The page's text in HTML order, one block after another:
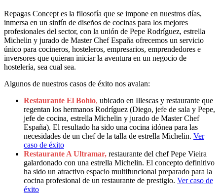
Repagas Concept es la filosofía que se impone en nuestros días,
inmersa en un sinfín de diseños de cocinas para los mejores
profesionales del sector, con la unión de Pepe Rodríguez, estrella
Michelin y jurado de Master Chef España ofrecemos un servicio
único para cocineros, hosteleros, empresarios, emprendedores e
inversores que quieran iniciar la aventura en un negocio de
hostelería, sea cual sea.
Algunos de nuestros casos de éxito nos avalan:
Restaurante El Bohío, ubicado en Illescas y restaurante que
regentan los hermanos Rodríguez (Diego, jefe de sala y Pepe,
jefe de cocina, estrella Michelin y jurado de Master Chef
España). El resultado ha sido una cocina idónea para las
necesidades de un chef de la talla de estrella Michelin. Ver
caso de éxito
Restaurante A Ultramar, restaurante del chef Pepe Vieira
galardonado con una estrella Michelin. El concepto definitivo
ha sido un atractivo espacio multifuncional preparado para la
cocina profesional de un restaurante de prestigio. Ver caso de
éxito